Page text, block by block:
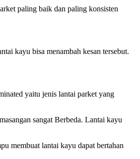
paling baik dan paling konsisten
kayu bisa menambah kesan tersebut.
yaitu jenis lantai parket yang
sangat Berbeda. Lantai kayu
membuat lantai kayu dapat bertahan